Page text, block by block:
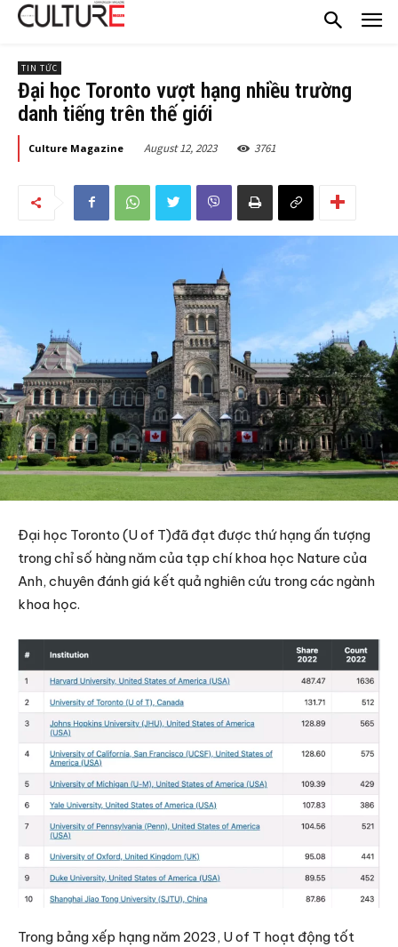
TIN TỨC
Đại học Toronto vượt hạng nhiều trường
danh tiếng trên thế giới
Culture Magazine August 12, 2023 3761
Đại học Toronto (U of T)đã đạt được thứ hạng ấn tượng
trong chỉ số hàng năm của tạp chí khoa học Nature của
Anh, chuyên đánh giá kết quả nghiên cứu trong các ngành
khoa học.
Trong bảng xếp hạng năm 2023, U of T hoạt động tốt